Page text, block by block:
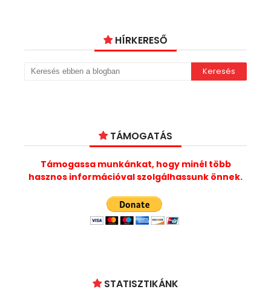
HÍRKERESŐ
TÁMOGATÁS
Támogassa munkánkat, hogy minél több
hasznos információval szolgálhassunk önnek.
STATISZTIKÁNK